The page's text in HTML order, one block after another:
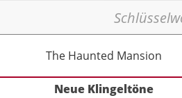
The Haunted Mansion
Neue Klingeltöne